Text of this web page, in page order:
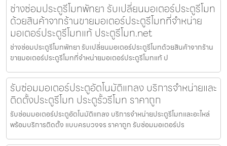
ช่างซ่อมประตูรีโมทพัทยา รับเปลี่ยนมอเตอร์ประตูรีโมท
ด้วยสินค้าจากร้านขายมอเตอร์ประตูรีโมทที่จำหน่าย
มอเตอร์ประตูรีโมทแท้ ประตูรีโมท.net
ช่างซ่อมประตูรีโมทพัทยา รับเปลี่ยนมอเตอร์ประตูรีโมทด้วยสินค้าจากร้าน
ขายมอเตอร์ประตูรีโมทที่จำหน่ายมอเตอร์ประตูรีโมทแท้ ป
รับซ่อมมอเตอร์ประตูอัตโนมัติแกลง บริการจำหน่ายและ
ติดตั้งประตูรีโมท ประตูรั้วรีโมท ราคาถูก
รับซ่อมมอเตอร์ประตูอัตโนมัติแกลง บริการจำหน่ายประตูรีโมทและอะไหล่
พร้อมบริการติดตั้ง แบบครบวงจร ราคาถูก รับซ่อมมอเตอร์ปร